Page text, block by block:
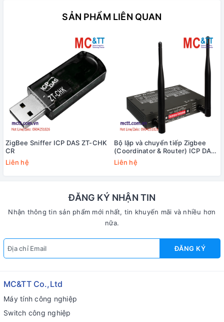
SẢN PHẨM LIÊN QUAN
ZigBee Sniffer ICP DAS ZT-CHK
CR
Liên hệ
Bộ lặp và chuyển tiếp Zigbee
(Coordinator & Router) ICP DAS
ZT-2530M CR
Liên hệ
ĐĂNG KÝ NHẬN TIN
Nhận thông tin sản phẩm mới nhất, tin khuyến mãi và nhiều hơn
nữa.
ĐĂNG KÝ
MC&TT Co.,Ltd
Máy tính công nghiệp
Switch công nghiệp